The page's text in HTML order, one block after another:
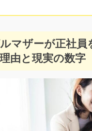
マザーが正社員
由と現実の数字